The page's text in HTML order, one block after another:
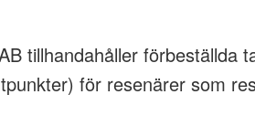
tillhandahåller förbeställda
för resenärer som